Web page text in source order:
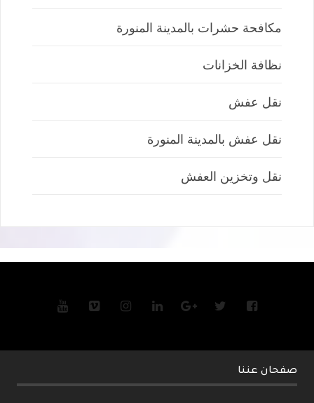
مكافحة حشرات بالمدينة المنورة
نظافة الخزانات
نقل عفش
نقل عفش بالمدينة المنورة
نقل وتخزين العفش
صفحان عننا